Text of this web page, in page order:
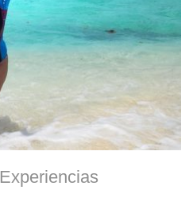
Experiencias